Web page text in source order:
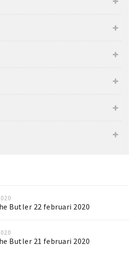
Butler 22 februari 2020
Butler 21 februari 2020